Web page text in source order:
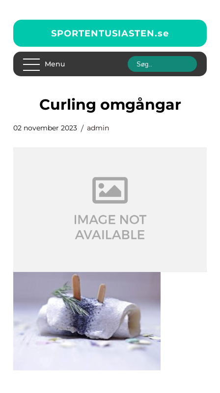
SPORTENTUSIASTEN.se
Menu
curling omgångar
02 november 2023 admin